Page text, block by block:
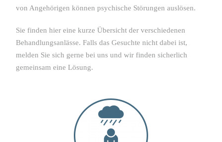
von Angehörigen können psychische Störungen auslösen.
Sie finden hier eine kurze Übersicht der verschiedenen
Behandlungsanlässe. Falls das Gesuchte nicht dabei ist,
melden Sie sich gerne bei uns und wir finden sicherlich
gemeinsam eine Lösung.